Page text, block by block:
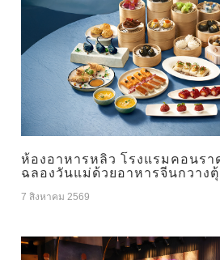
ห้องอาหารหลิว โรงแรมคอนรา
ฉลองวันแม่ด้วยอาหารจีนกวาง
7 สิงหาคม 2569